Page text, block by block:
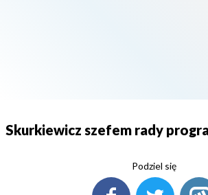
Skurkiewicz szefem rady
Podziel się